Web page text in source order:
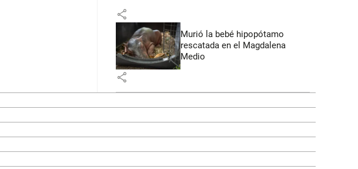
share
Murió la bebé hipopótamo
rescatada en el Magdalena
Medio
share